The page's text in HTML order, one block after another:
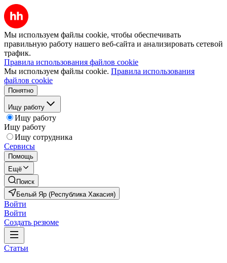
Мы используем файлы cookie, чтобы обеспечивать
правильную работу нашего веб-сайта и анализировать сетевой
трафик.
Правила использования файлов cookie
Мы используем файлы cookie. Правила использования
файлов cookie
Понятно
Ищу работу
Ищу работу
Ищу работу
Ищу сотрудника
Сервисы
Помощь
Ещё
Поиск
Белый Яр (Республика Хакасия)
Войти
Войти
Создать резюме
Статьи